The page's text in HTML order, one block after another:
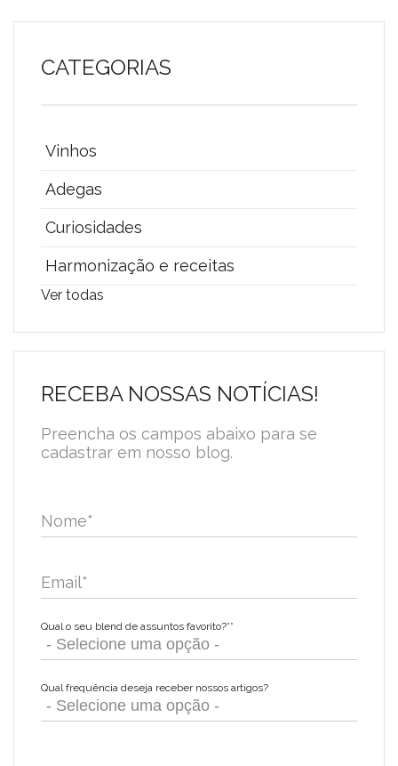
CATEGORIAS
Vinhos
Adegas
Curiosidades
Harmonização e receitas
Ver todas
RECEBA NOSSAS NOTÍCIAS!
Preencha os campos abaixo para se
cadastrar em nosso blog.
Nome*
Email*
Qual o seu blend de assuntos favorito?**
Qual frequência deseja receber nossos artigos?